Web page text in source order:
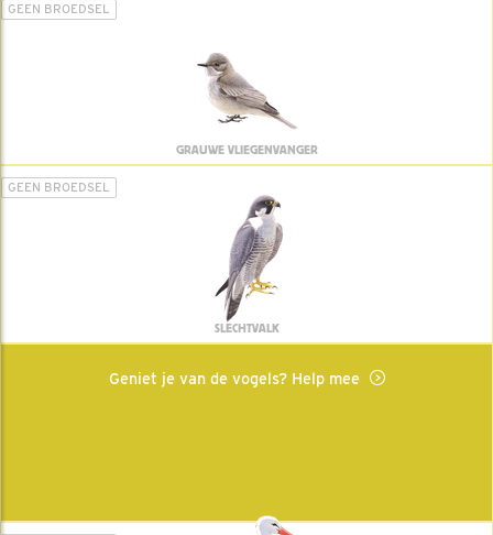
GEEN BROEDSEL
GRAUWE VLIEGENVANGER
GEEN BROEDSEL
SLECHTVALK
Geniet je van de vogels? Help mee